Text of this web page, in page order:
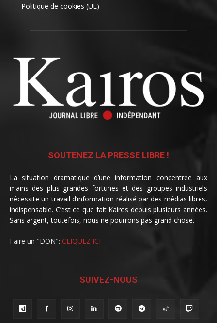
– Politique de cookies (UE)
SOUTENEZ LA PRESSE LIBRE !
La situation dramatique d’une information concentrée aux
mains des plus grandes fortunes et des groupes industriels
nécessite un travail d’information réalisé par des médias libres,
indispensable. C’est ce que fait Kairos depuis plusieurs années.
Sans argent, toutefois, nous ne pourrons pas grand chose.
Faire un "DON": CLIQUEZ ICI
SUIVEZ-NOUS